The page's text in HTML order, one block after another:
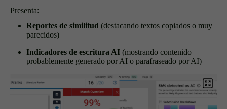
Presenta:
Reportes de similitud (destacando textos copiados o muy
parecidos)
Indicadores de escritura AI (mostrando contenido
probablemente generado por AI o parafraseado por AI)